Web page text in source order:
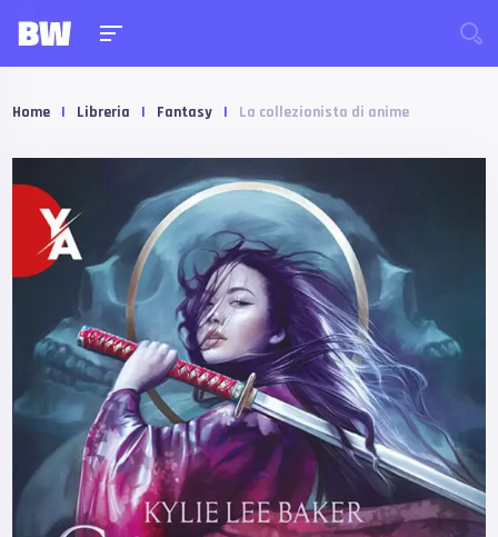
Home | Libreria | Fantasy | La collezionista di anime